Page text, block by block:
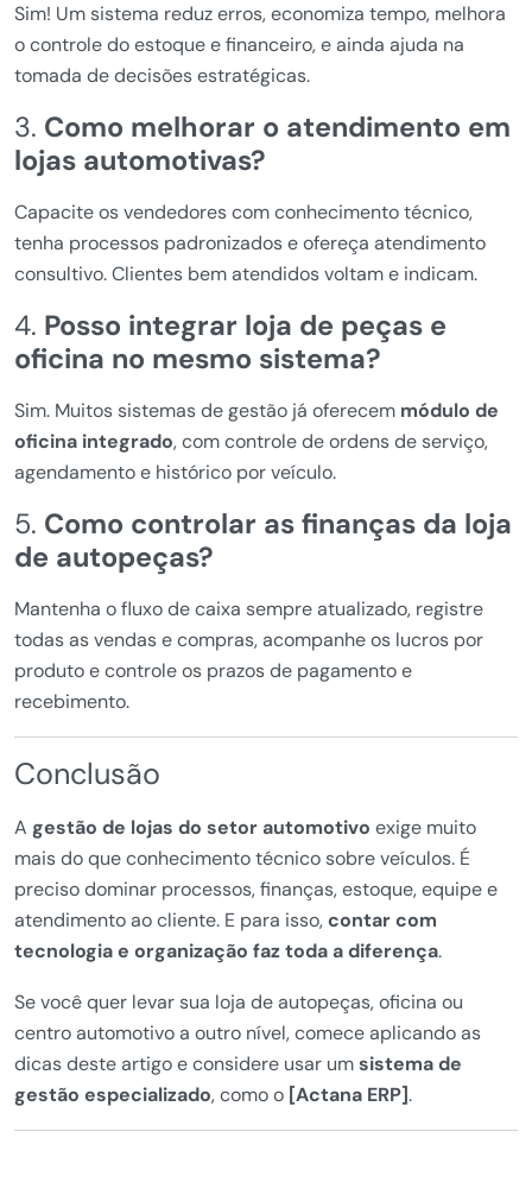
Sim! Um sistema reduz erros, economiza tempo, melhora
o controle do estoque e financeiro, e ainda ajuda na
tomada de decisões estratégicas.
3. Como melhorar o atendimento em
lojas automotivas?
Capacite os vendedores com conhecimento técnico,
tenha processos padronizados e ofereça atendimento
consultivo. Clientes bem atendidos voltam e indicam.
4. Posso integrar loja de peças e
oficina no mesmo sistema?
Sim. Muitos sistemas de gestão já oferecem módulo de
oficina integrado, com controle de ordens de serviço,
agendamento e histórico por veículo.
5. Como controlar as finanças da loja
de autopeças?
Mantenha o fluxo de caixa sempre atualizado, registre
todas as vendas e compras, acompanhe os lucros por
produto e controle os prazos de pagamento e
recebimento.
Conclusão
A gestão de lojas do setor automotivo exige muito
mais do que conhecimento técnico sobre veículos. É
preciso dominar processos, finanças, estoque, equipe e
atendimento ao cliente. E para isso,contar com
tecnologia e organização faz toda a diferença.
Se você quer levar sua loja de autopeças, oficina ou
centro automotivo a outro nível, comece aplicando as
dicas deste artigo e considere usar umsistema de
gestão especializado, como o [Actana ERP].